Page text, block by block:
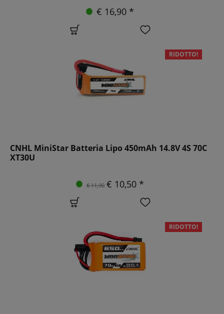
€ 16,90 *
RIDOTTO!
CNHL MiniStar Batteria Lipo 450mAh 14.8V 4S 70C
XT30U
€ 11,90 € 10,50 *
RIDOTTO!